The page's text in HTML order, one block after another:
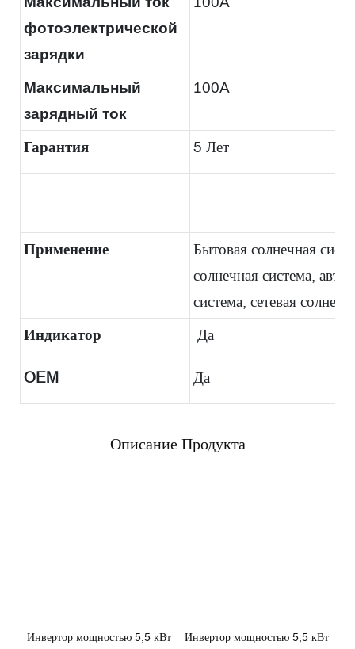
фотоэлектрической
зарядки
Максимальный
зарядный ток
100A
Гарантия 5 Лет
Применение
Бытовая солнечная
солнечная система,
система, сетевая
Индикатор
Да
OEM Да
Описание Продукта
Инвертор мощностью 5,5 кВт
Инвертор мощностью 5,5 кВт